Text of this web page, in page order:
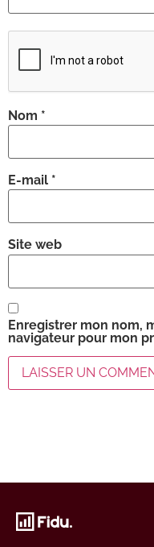
Nom *
E-mail *
Site web
Enregistrer mon nom,
navigateur pour mon